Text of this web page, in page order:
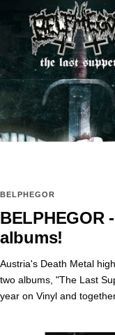
BELPHEGOR
BELPHEGOR
albums!
Austria's Death Metal
two albums, "The Last
year on Vinyl and